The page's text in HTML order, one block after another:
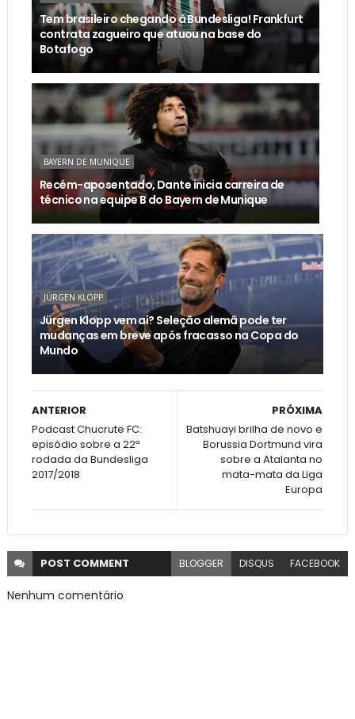
Tem brasileiro chegando à Bundesliga! Frankfurt
contrata zagueiro que atuou na base do
Botafogo
BAYERN DE MUNIQUE
Recém-aposentado, Dante inicia carreira de
técnico na equipe B do Bayern de Munique
JÜRGEN KLOPP
Jürgen Klopp vem aí? Seleção alemã pode ter
mudanças em breve após fracasso na Copa do
Mundo
PRÓXIMA
Batshuayi brilha de novo e
Borussia Dortmund vira
sobre a Atalanta no
mata-mata da Liga
Europa
ANTERIOR
Podcast Chucrute FC:
episódio sobre a 22ª
rodada da Bundesliga
2017/2018
POST COMMENT BLOGGER DISQUS FACEBOOK
Nenhum comentário